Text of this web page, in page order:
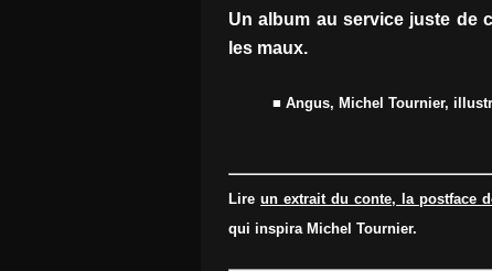
Un album au service juste de
les maux.
■ Angus, Michel Tournier,
Lire un extrait du conte, la postface
qui inspira Michel Tournier.